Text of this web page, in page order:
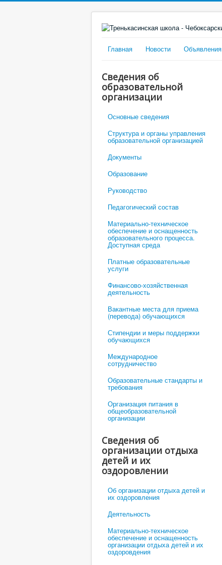
Главная Новости Объявления
Сведения об
образовательной
организации
Основные сведения
Структура и органы управления
образовательной организацией
Документы
Образование
Руководство
Педагогический состав
Материально-техническое
обеспечение и оснащенность
образовательного процесса.
Доступная среда
Платные образовательные
услуги
Финансово-хозяйственная
деятельность
Вакантные места для приема
(перевода) обучающихся
Стипендии и меры поддержки
обучающихся
Международное
сотрудничество
Образовательные стандарты и
требования
Организация питания в
общеобразовательной
организации
Сведения об
организации отдыха
детей и их
оздоровлении
Об организации отдыха детей и
их оздоровления
Деятельность
Материально-техническое
обеспечение и оснащенность
организации отдыха детей и их
оздоровдения